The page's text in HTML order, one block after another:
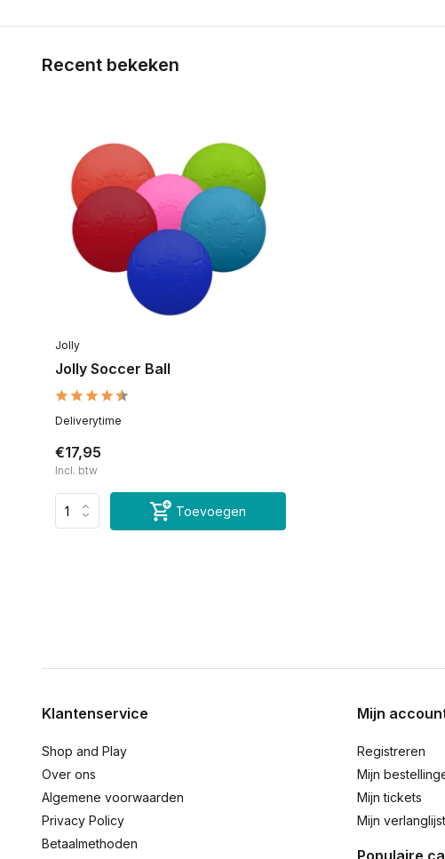
Recent bekeken
Jolly
Jolly Soccer Ball
Deliverytime
€17,95
Incl. btw
Toevoegen
Klantenservice
Shop and Play
Over ons
Algemene voorwaarden
Privacy Policy
Betaalmethoden
Mijn
Registreren
Mijn
Mijn tickets
Mijn verlanglijst
Populaire